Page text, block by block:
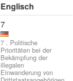
Englisch
7
7 . Politische
Prioritäten bei der
Bekämpfung der
illegalen
Einwanderung von